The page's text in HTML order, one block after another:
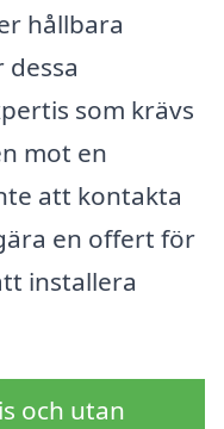
hållbara
som krävs
mot en
att kontakta
en offert för
installera
och utan